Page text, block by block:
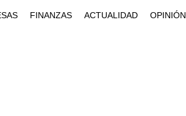
FINANZAS ACTUALIDAD OPINIÓN